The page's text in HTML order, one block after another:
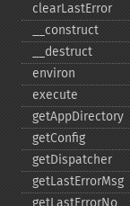
clearLastError
_​_​construct
_​_​destruct
environ
execute
getAppDirectory
getConfig
getDispatcher
getLastErrorMsg
getLastErrorNo